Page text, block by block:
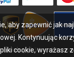
. Wszelkie
aby zapewnić jak
Kontynuując
cookie, wyrażasz